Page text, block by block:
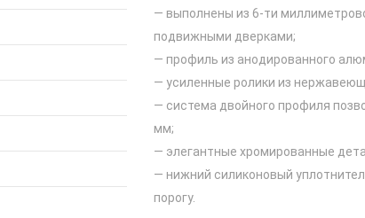
— выполнены из 6-ти
подвижными дверками;
— профиль из анодированного
— усиленные ролики из
— система двойного профиля
мм;
— элегантные хромированные
— нижний силиконовый
порогу.